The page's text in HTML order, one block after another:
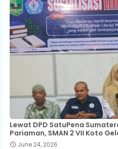
Lewat DPD SatuPena
Pariaman, SMAN 2 VII Koto
June 24, 2026